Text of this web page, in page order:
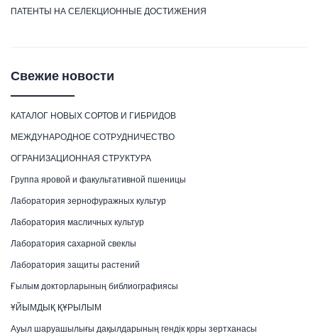
ПАТЕНТЫ НА СЕЛЕКЦИОННЫЕ ДОСТИЖЕНИЯ
Свежие новости
КАТАЛОГ НОВЫХ СОРТОВ И ГИБРИДОВ
МЕЖДУНАРОДНОЕ СОТРУДНИЧЕСТВО
ОГРАНИЗАЦИОННАЯ СТРУКТУРА
Группа яровой и факультативной пшеницы
Лаборатория зернофуражных культур
Лаборатория масличных культур
Лаборатория сахарной свеклы
Лаборатория защиты растений
Ғылым докторларының библиографиясы
ҰЙЫМДЫҚ ҚҰРЫЛЫМ
Ауыл шаруашылығы дақылдарының гендік қоры зертханасы